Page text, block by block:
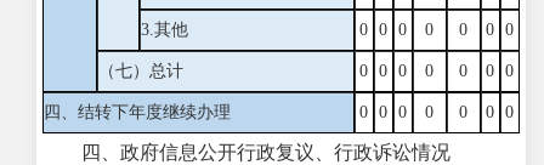
3.其他 0 0 0 0 0 0 0
（七）总计 0 0 0 0 0 0 0
四、结转下年度继续办理 0 0 0 0 0 0 0
四、政府信息公开行政复议、行政诉讼情况